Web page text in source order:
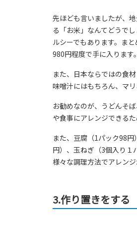
先ほども言いましたが、
る「お米」なんてどうで
ルシーでもあります。ま
980円程度で手に入ります
また、日本ならではの食
味噌汁にはもちろん、マ
お勧めなのが、うどんそ
や食事にアレンジできる
また、豆腐（1パック98
円）、玉ねぎ（3個入り１
様々な調理方法でアレンジ
3.作り置きをする